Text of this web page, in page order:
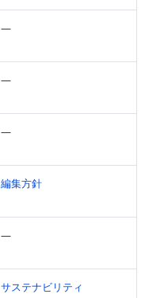
―
―
―
編集方針
―
サステナビリティ